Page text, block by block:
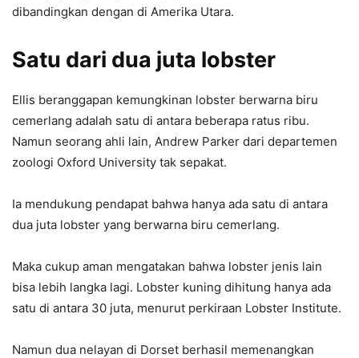
dibandingkan dengan di Amerika Utara.
Satu dari dua juta lobster
Ellis beranggapan kemungkinan lobster berwarna biru
cemerlang adalah satu di antara beberapa ratus ribu.
Namun seorang ahli lain, Andrew Parker dari departemen
zoologi Oxford University tak sepakat.
Ia mendukung pendapat bahwa hanya ada satu di antara
dua juta lobster yang berwarna biru cemerlang.
Maka cukup aman mengatakan bahwa lobster jenis lain
bisa lebih langka lagi. Lobster kuning dihitung hanya ada
satu di antara 30 juta, menurut perkiraan Lobster Institute.
Namun dua nelayan di Dorset berhasil memenangkan